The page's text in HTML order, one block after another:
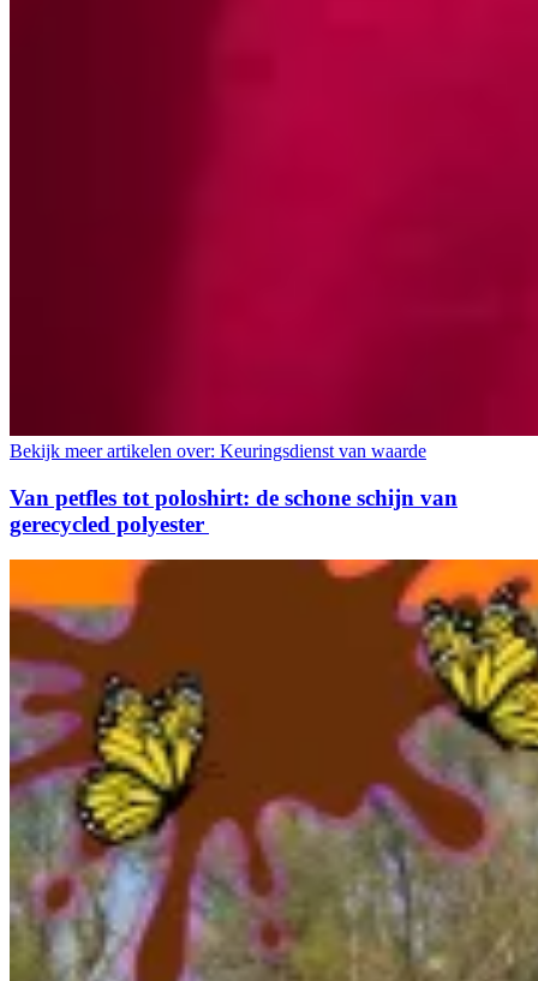
Bekijk meer artikelen over: Keuringsdienst van waarde
Van petfles tot poloshirt: de schone schijn van
gerecycled polyester